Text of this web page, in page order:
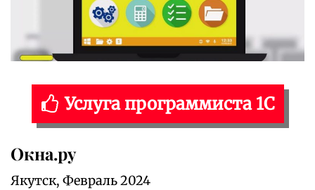
Услуга программиста 1С
Окна.ру
Якутск, Февраль 2024